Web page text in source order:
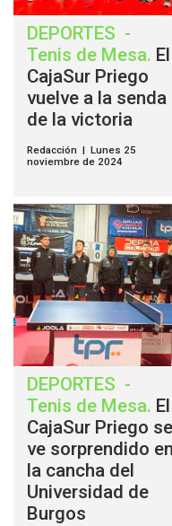
DEPORTES -
Tenis de Mesa. El
CajaSur Priego
vuelve a la senda
de la victoria
Redacción | Lunes 25
noviembre de 2024
DEPORTES -
Tenis de Mesa. El
CajaSur Priego se
ve sorprendido en
la cancha del
Universidad de
Burgos